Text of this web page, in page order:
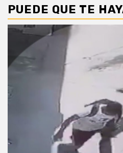
PUEDE QUE TE